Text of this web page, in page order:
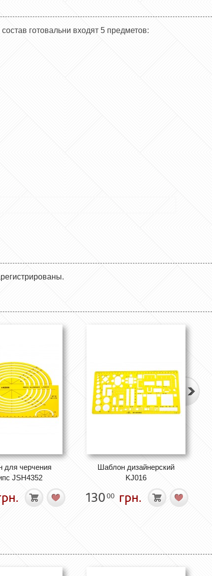
готовальни входят 5 предметов:
для черчения
JSH4352
Шаблон дизайнерский
KJ016
13000 грн.